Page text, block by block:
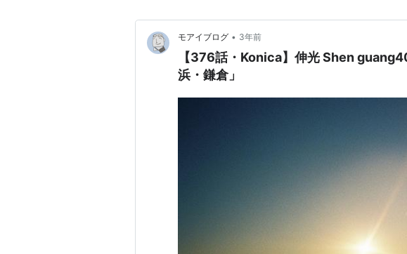
モアイブログ • 3年前
【376話・Konica】伸光 Shen
浜・鎌倉」